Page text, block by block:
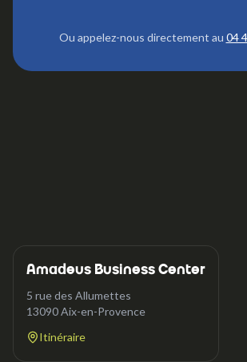
Ou appelez-nous directement au 04
Amadeus Business Center
5 rue des Allumettes
13090Aix-en-Provence
Itinéraire